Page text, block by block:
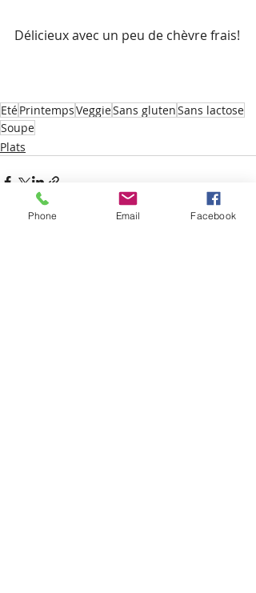
Délicieux avec un peu de chèvre frais!
EtéPrintempsVeggieSans glutenSans lactose
Soupe
Plats
Phone Email Facebook